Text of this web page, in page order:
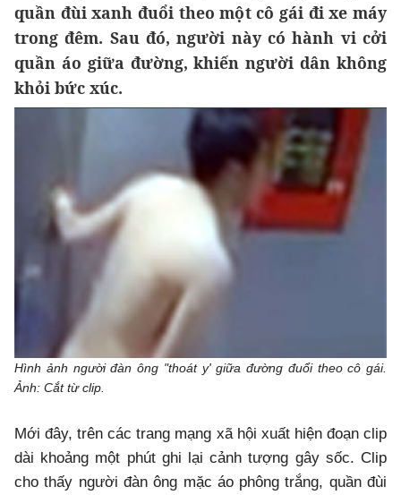
quần đùi xanh đuổi theo một cô gái đi xe máy
trong đêm. Sau đó, người này có hành vi cởi
quần áo giữa đường, khiến người dân không
khỏi bức xúc.
Hình ảnh người đàn ông "thoát y' giữa đường đuổi theo cô gái.
Ảnh: Cắt từ clip.
Mới đây, trên các trang mạng xã hội xuất hiện đoạn clip
dài khoảng một phút ghi lại cảnh tượng gây sốc. Clip
cho thấy người đàn ông mặc áo phông trắng, quần đùi